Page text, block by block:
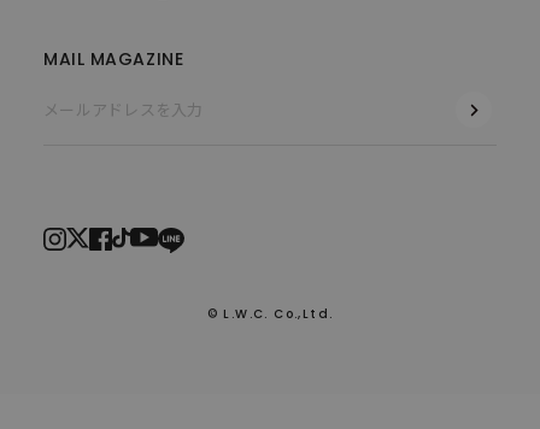
MAIL MAGAZINE
© L.W.C. Co.,Ltd.